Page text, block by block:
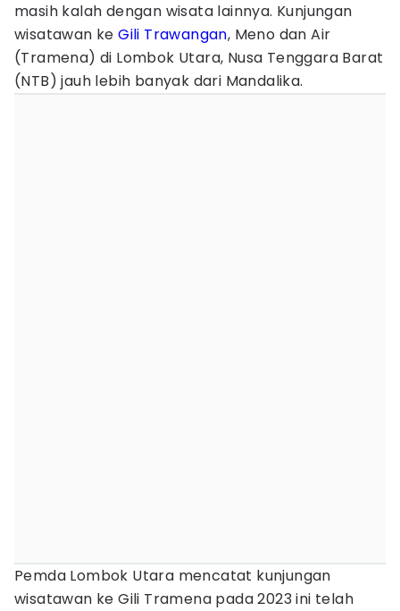
masih kalah dengan wisata lainnya. Kunjungan
wisatawan keGili Trawangan, Meno dan Air
(Tramena) di Lombok Utara, Nusa Tenggara Barat
(NTB) jauh lebih banyak dari Mandalika.
Pemda Lombok Utara mencatat kunjungan
wisatawan ke Gili Tramena pada 2023 ini telah